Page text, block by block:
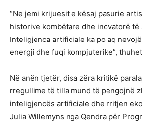
“Ne jemi krijuesit e kësaj pasurie
historive kombëtare dhe inovatorë të
Inteligjenca artificiale ka po aq
energji dhe fuqi kompjuterike”,
Në anën tjetër, disa zëra kritikë
rregullime të tilla mund të pengojnë
inteligjencës artificiale dhe rritjen
Julia Willemyns nga Qendra për